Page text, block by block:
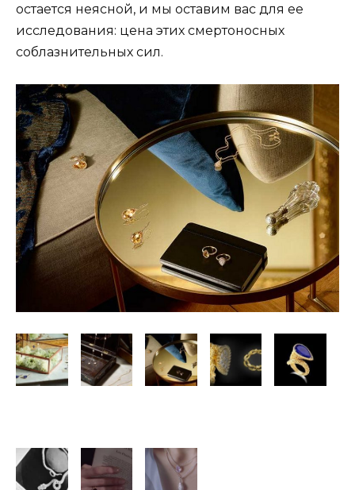
остается неясной, и мы оставим вас для ее
исследования: цена этих смертоносных
соблазнительных сил.